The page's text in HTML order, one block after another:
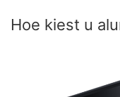
Hoe kiest u